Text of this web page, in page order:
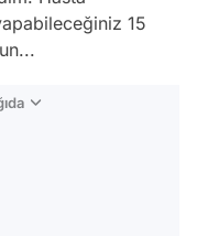
15